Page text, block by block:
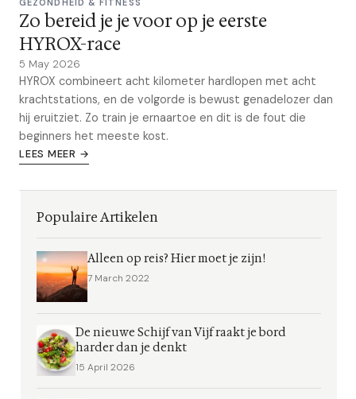
GEZONDHEID & FITNESS
Zo bereid je je voor op je eerste
HYROX-race
5 May 2026
HYROX combineert acht kilometer hardlopen met acht
krachtstations, en de volgorde is bewust genadelozer dan
hij eruitziet. Zo train je ernaartoe en dit is de fout die
beginners het meeste kost.
LEES MEER →
Populaire Artikelen
Alleen op reis? Hier moet je zijn!
7 March 2022
De nieuwe Schijf van Vijf raakt je bord
harder dan je denkt
15 April 2026